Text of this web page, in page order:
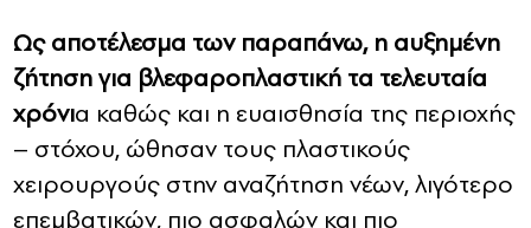
Ως αποτέλεσμα των παραπάνω, η αυξημένη
ζήτηση για βλεφαροπλαστική τα τελευταία
χρόνια καθώς και η ευαισθησία της περιοχής
– στόχου, ώθησαν τους πλαστικούς
χειρουργούς στην αναζήτηση νέων, λιγότερο
επεμβατικών, πιο ασφαλών και πιο